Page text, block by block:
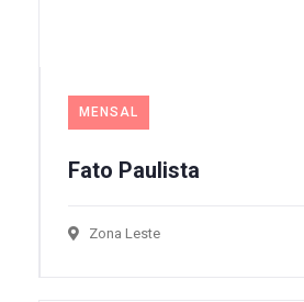
MENSAL
Fato Paulista
Zona Leste